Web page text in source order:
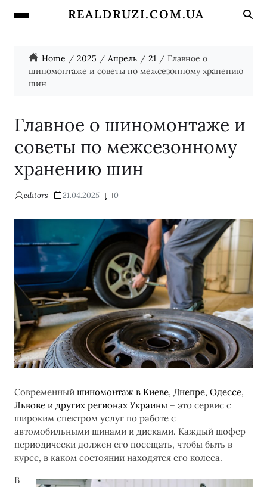
REALDRUZI.COM.UA
Home 2025 Апрель 21
Главное о
шиномонтаже и советы по межсезонному хранению
шин
Главное о шиномонтаже и
советы по межсезонному
хранению шин
editors 21.04.2025 0
Современный шиномонтаж в Киеве, Днепре, Одессе,
Львове и других регионах Украины – это сервис с
широким спектром услуг по работе с
автомобильными шинами и дисками. Каждый шофер
периодически должен его посещать, чтобы быть в
курсе, в каком состоянии находятся его колеса.
В